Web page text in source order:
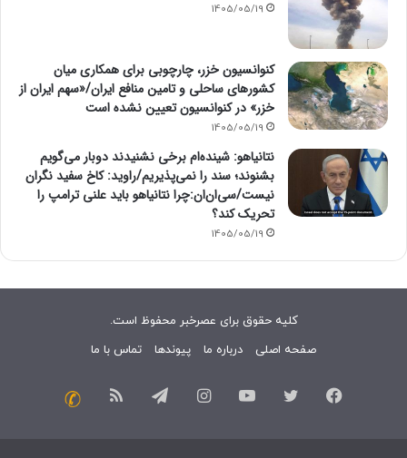
1405/05/19
کنوانسیون خزر، چارچوبی برای همکاری میان
کشورهای ساحلی و تامین منافع ایران/«سهم ایران از
خزر» در کنوانسیون تعیین نشده است
1405/05/19
نتانیاهو: شینده‌ام برخی نشنیدند دوبار می‌گویم
بشنوند؛ سند را نمی‌پذیریم/راوید: کاخ سفید نگران
نیست/سی‌ان‌ان:چرا نتانیاهو باید علنی ترامپ را
تحریک کند؟
1405/05/19
کلیه حقوق برای عصرخبر محفوظ است.
صفحه اصلی
درباره ما پیوندها تماس با ما
فیسبوک توییتر یوتیوب اینستاگرامتلگرام خوراک